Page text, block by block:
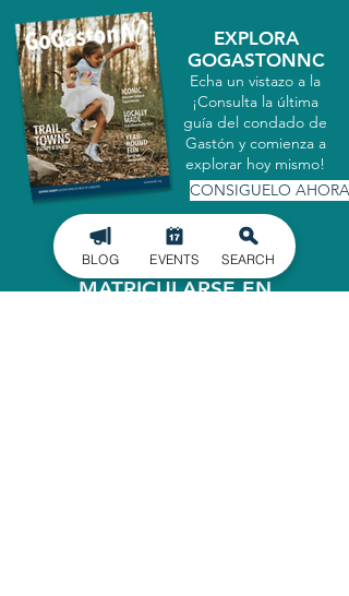
EXPLORA
GOGASTONNC
Echa un vistazo a la
¡Consulta la última
guía del condado de
Gastón y comienza a
explorar hoy mismo!
CONSIGUELO AHORA
MATRICULARSE EN
BLOG EVENTS SEARCH